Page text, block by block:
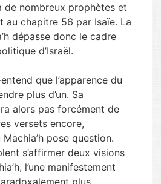
de nombreux prophètes et
au chapitre 56 par Isaïe. La
dépasse donc le cadre
d’Israël.
que l’apparence du
plus d’un. Sa
alors pas forcément de
versets encore,
Machia’h pose question.
s’affirmer deux visions
l’une manifestement
plus